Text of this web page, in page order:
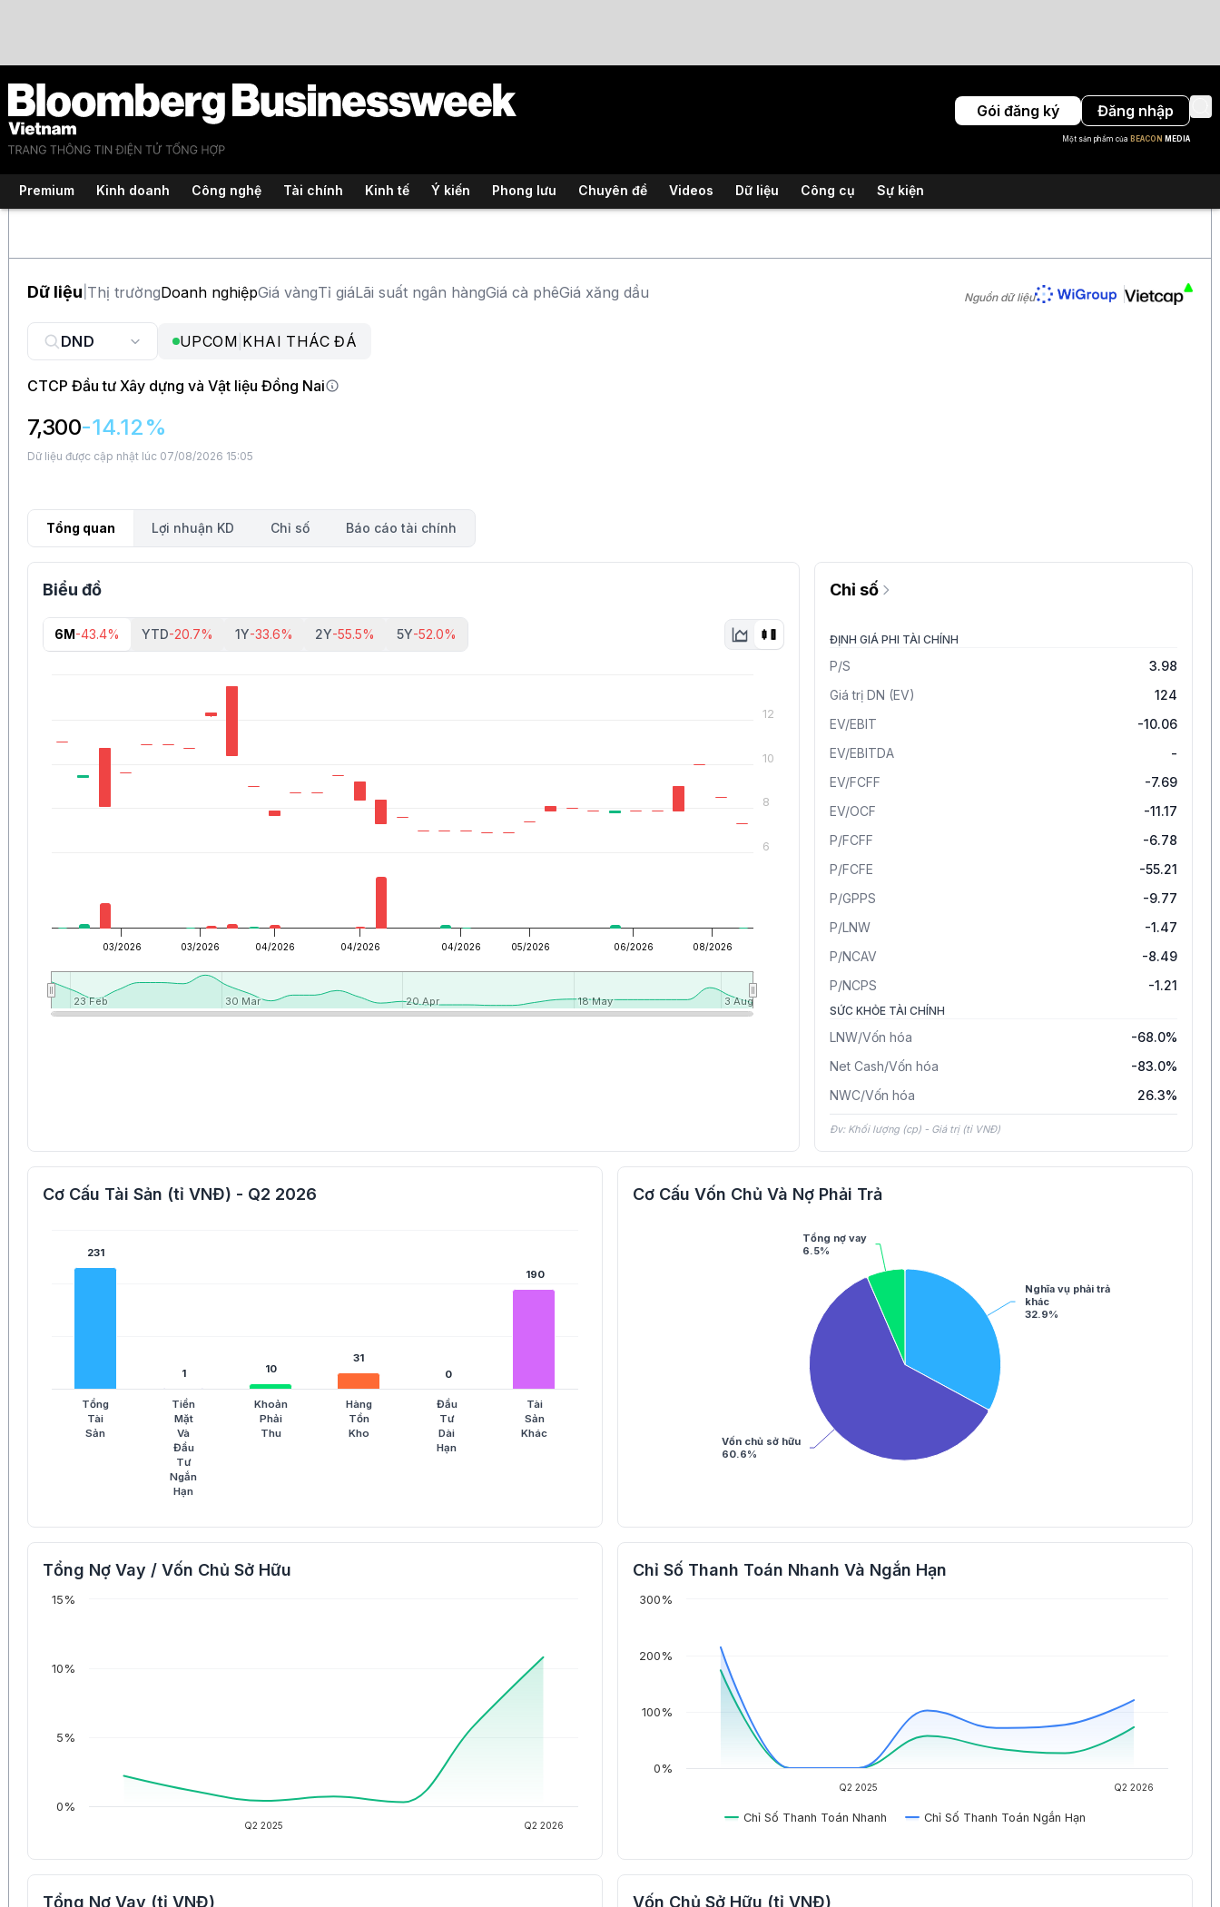
Gói đăng ký Đăng nhập
Một sản phẩm của BEACON MEDIA
Premium Kinh doanh Công nghệ Tài chính Kinh tế Ý kiến Phong lưu Chuyên đề Videos Dữ liệu Công cụ Sự kiện
Dữ liệu Thị trườngDoanh nghiệpGiá vàngTỉ giáLãi suất ngân hàngGiá cà phêGiá xăng dầu Nguồn dữ liệu
UPCOM KHAI THÁC ĐÁ
CTCP Đầu tư Xây dựng và Vật liệu Đồng Nai
7,300-14.12%
Dữ liệu được cập nhật lúc 07/08/2026 15:05
Tổng quan Lợi nhuận KD Chỉ số Báo cáo tài chính
Biểu đồ
6M-43.4% YTD-20.7% 1Y-33.6% 2Y-55.5% 5Y-52.0%
03/2026 03/2026 04/2026 04/2026 04/2026 05/2026 06/2026 08/2026
23 Feb
23 Feb 30 Mar
30 Mar 20 Apr
20 Apr 18 May
18 May 3 Aug
3 Aug
6
8
10
12
Chỉ số
ĐỊNH GIÁ PHI TÀI CHÍNH
P/S
3.98
Giá trị DN (EV)
124
EV/EBIT
-10.06
EV/EBITDA
-
EV/FCFF
-7.69
EV/OCF
-11.17
P/FCFF
-6.78
P/FCFE
-55.21
P/GPPS
-9.77
P/LNW
-1.47
P/NCAV
-8.49
P/NCPS
-1.21
SỨC KHỎE TÀI CHÍNH
LNW/Vốn hóa
-68.0%
Net Cash/Vốn hóa
-83.0%
NWC/Vốn hóa
26.3%
Đv: Khối lượng (cp) - Giá trị (tỉ VNĐ)
Cơ Cấu Tài Sản (tỉ VNĐ) - Q2 2026
231
231
11 10
10
31
31
0
0
190
190
Tổng
Tài
Sản
Tiền
Mặt
Và
Đầu
Tư
Ngắn
Hạn
Khoản
Phải
Thu
Hàng
Tồn
Kho
Đầu
Tư
Dài
Hạn
Tài
Sản
Khác
Cơ Cấu Vốn Chủ Và Nợ Phải Trả
Nghĩa vụ phải trả
khác
32.9%
Vốn chủ sở hữu
60.6%
Tổng nợ vay
6.5%
Tổng Nợ Vay / Vốn Chủ Sở Hữu
Q2 2025 Q2 2026
0%
5%
10%
15%
Chỉ Số Thanh Toán Nhanh Và Ngắn Hạn
Chỉ Số Thanh Toán Nhanh Chỉ Số Thanh Toán Ngắn Hạn
Q2 2025 Q2 2026
0%
100%
200%
300%
Tổng Nợ Vay (tỉ VNĐ) Vốn Chủ Sở Hữu (tỉ VNĐ)